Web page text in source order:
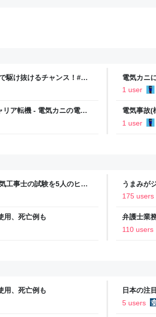
駆け抜けるチャンス！#風
電気カニ
1 user
ア転機 - 電気カニの電験
電気事故(
験日記
1 user
工事士の試験を5人のヒロ
式CBT模擬試験”で本格的
うまみが
175 users
用、死亡例も
弁護士業
110 users
用、死亡例も
日本の注
誤情報に
5 users